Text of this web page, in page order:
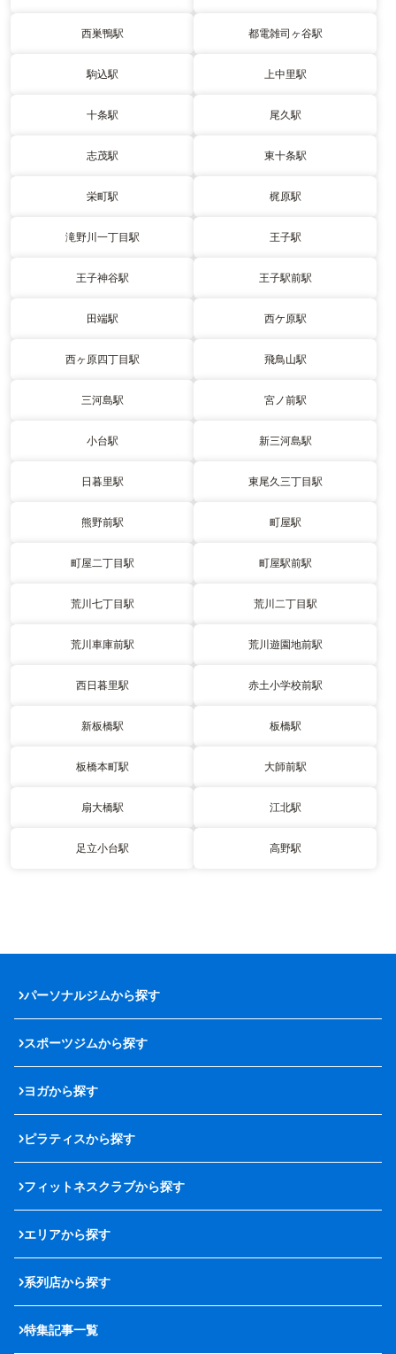
西巣鴨駅 都電雑司ヶ谷駅
駒込駅 上中里駅
十条駅 尾久駅
志茂駅 東十条駅
栄町駅 梶原駅
滝野川一丁目駅 王子駅
王子神谷駅 王子駅前駅
田端駅 西ケ原駅
西ヶ原四丁目駅 飛鳥山駅
三河島駅 宮ノ前駅
小台駅 新三河島駅
日暮里駅 東尾久三丁目駅
熊野前駅 町屋駅
町屋二丁目駅 町屋駅前駅
荒川七丁目駅 荒川二丁目駅
荒川車庫前駅 荒川遊園地前駅
西日暮里駅 赤土小学校前駅
新板橋駅 板橋駅
板橋本町駅 大師前駅
扇大橋駅 江北駅
足立小台駅 高野駅
パーソナルジムから探す
スポーツジムから探す
ヨガから探す
ピラティスから探す
フィットネスクラブから探す
エリアから探す
系列店から探す
特集記事一覧